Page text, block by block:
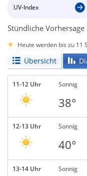
UV-Index
Stündliche
Heute werden bis zu 11
Übersicht
11-12 Uhr Sonnig
38°
12-13 Uhr Sonnig
40°
13-14 Uhr Sonnig